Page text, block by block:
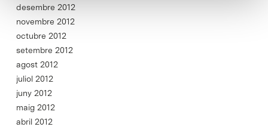
desembre 2012
novembre 2012
octubre 2012
setembre 2012
agost 2012
juliol 2012
juny 2012
maig 2012
abril 2012